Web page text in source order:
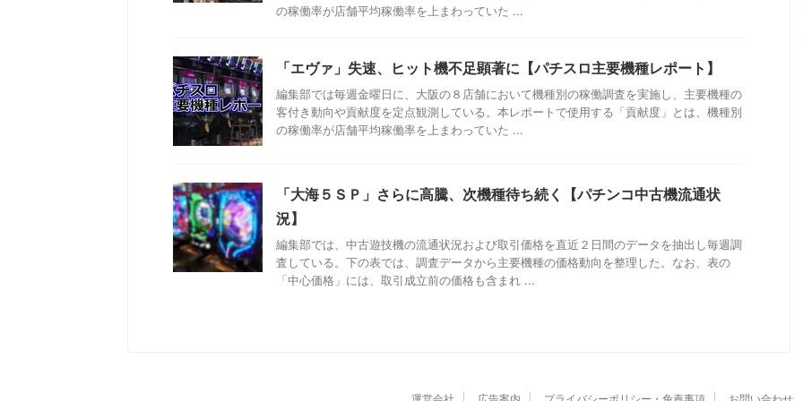
の稼働率が店舗平均稼働率を上まわっていた ...
「エヴァ」失速、ヒット機不足顕著に【パチスロ主要機種レポート】
編集部では毎週金曜日に、大阪の８店舗において機種別の稼働調査を実施し、主要機種の
客付き動向や貢献度を定点観測している。本レポートで使用する「貢献度」とは、機種別
の稼働率が店舗平均稼働率を上まわっていた ...
「大海５ＳＰ」さらに高騰、次機種待ち続く【パチンコ中古機流通状
況】
編集部では、中古遊技機の流通状況および取引価格を直近２日間のデータを抽出し毎週調
査している。下の表では、調査データから主要機種の価格動向を整理した。なお、表の
「中心価格」には、取引成立前の価格も含まれ ...